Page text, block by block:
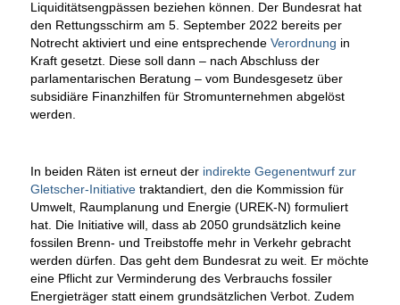
Liquiditätsengpässen beziehen können. Der Bundesrat hat
den Rettungsschirm am 5. September 2022 bereits per
Notrecht aktiviert und eine entsprechende Verordnung in
Kraft gesetzt. Diese soll dann – nach Abschluss der
parlamentarischen Beratung – vom Bundesgesetz über
subsidiäre Finanzhilfen für Stromunternehmen abgelöst
werden.
In beiden Räten ist erneut der indirekte Gegenentwurf zur
Gletscher-Initiativetraktandiert, den die Kommission für
Umwelt, Raumplanung und Energie (UREK-N) formuliert
hat. Die Initiative will, dass ab 2050 grundsätzlich keine
fossilen Brenn- und Treibstoffe mehr in Verkehr gebracht
werden dürfen. Das geht dem Bundesrat zu weit. Er möchte
eine Pflicht zur Verminderung des Verbrauchs fossiler
Energieträger statt einem grundsätzlichen Verbot. Zudem